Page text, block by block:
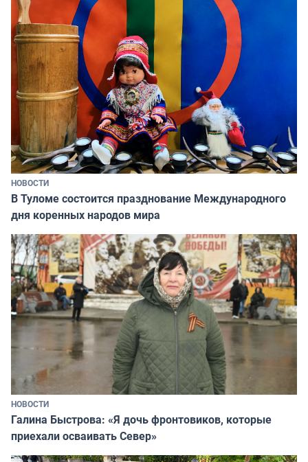
НОВОСТИ
В Туломе состоится празднование Международного
дня коренных народов мира
НОВОСТИ
Галина Быстрова: «Я дочь фронтовиков, которые
приехали осваивать Север»